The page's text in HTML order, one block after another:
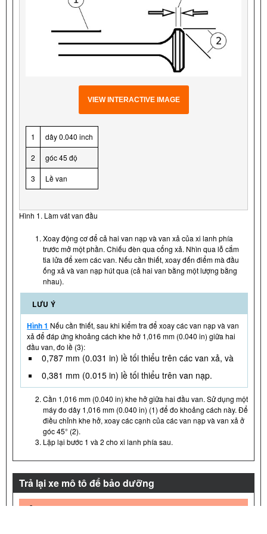
VIEW INTERACTIVE IMAGE
1 dây 0.040 inch
2 góc 45 độ
3 Lề van
Hình 1. Làm vát van đầu
Xoay động cơ để cả hai van nạp và van xả của xi lanh phía
trước mở một phần. Chiếu đèn qua cổng xả. Nhìn qua lỗ cắm
tia lửa để xem các van. Nếu cần thiết, xoay đến điểm mà đầu
ống xả và van nạp hút qua (cả hai van bằng một lượng bằng
nhau).
LƯU Ý
Hình 1 Nếu cần thiết, sau khi kiểm tra để xoay các van nạp và van
xả để đáp ứng khoảng cách khe hở 1,016 mm (0.040 in) giữa hai
đầu van, đo lề (3):
0,787 mm (0.031 in) lề tối thiểu trên các van xả, và
0,381 mm (0.015 in) lề tối thiểu trên van nạp.
Cần 1,016 mm (0.040 in) khe hở giữa hai đầu van. Sử dụng một
máy đo dây 1,016 mm (0.040 in) (1) để đo khoảng cách này. Để
điều chỉnh khe hở, xoay các cạnh của các van nạp và van xả ở
góc 45° (2).
Lặp lại bước 1 và 2 cho xi lanh phía sau.
Trả lại xe mô tô để bảo dưỡng